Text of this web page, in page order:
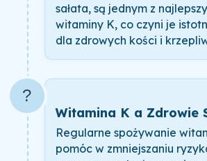
sałata, są jednym z
witaminy K, co czyni je
dla zdrowych kości i
?
Witamina K a Zdrowie
Regularne spożywanie
pomóc w zmniejszaniu